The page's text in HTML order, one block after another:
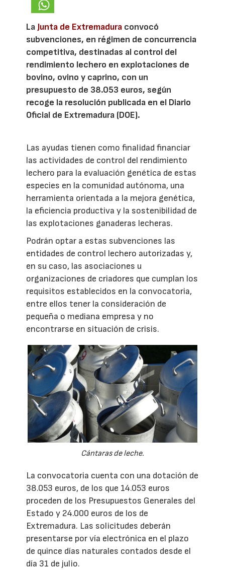
La Junta de Extremadura convocó
subvenciones, en régimen de concurrencia
competitiva, destinadas al control del
rendimiento lechero en explotaciones de
bovino, ovino y caprino, con un
presupuesto de 38.053 euros, según
recoge la resolución publicada en el Diario
Oficial de Extremadura (DOE).
Las ayudas tienen como finalidad financiar
las actividades de control del rendimiento
lechero para la evaluación genética de estas
especies en la comunidad autónoma, una
herramienta orientada a la mejora genética,
la eficiencia productiva y la sostenibilidad de
las explotaciones ganaderas lecheras.
Podrán optar a estas subvenciones las
entidades de control lechero autorizadas y,
en su caso, las asociaciones u
organizaciones de criadores que cumplan los
requisitos establecidos en la convocatoria,
entre ellos tener la consideración de
pequeña o mediana empresa y no
encontrarse en situación de crisis.
Cántaras de leche.
La convocatoria cuenta con una dotación de
38.053 euros, de los que 14.053 euros
proceden de los Presupuestos Generales del
Estado y 24.000 euros de los de
Extremadura. Las solicitudes deberán
presentarse por vía electrónica en el plazo
de quince días naturales contados desde el
día 31 de julio.